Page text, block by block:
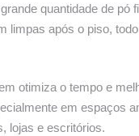
quantidade de pó
limpas após o piso,
otimiza o tempo e
em espaços
lojas e escritórios.